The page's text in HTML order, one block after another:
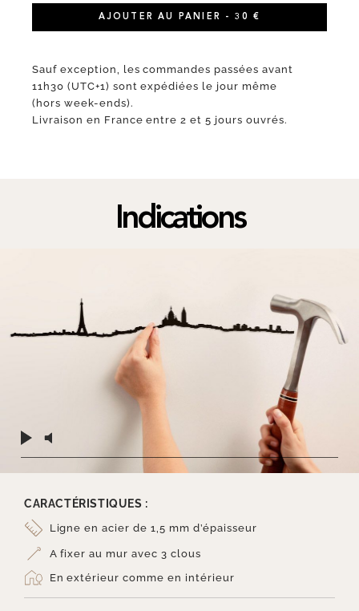
AJOUTER AU PANIER - 30 €
Sauf exception, les commandes passées avant
11h30 (UTC+1) sont expédiées le jour même
(hors week-ends).
Livraison en France entre 2 et 5 jours ouvrés.
Indications
CARACTÉRISTIQUES :
Ligne en acier de 1,5 mm d’épaisseur
A fixer au mur avec 3 clous
En extérieur comme en intérieur